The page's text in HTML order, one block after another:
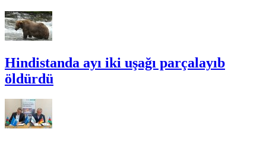
Hindistanda ayı iki uşağı parçalayıb
öldürdü